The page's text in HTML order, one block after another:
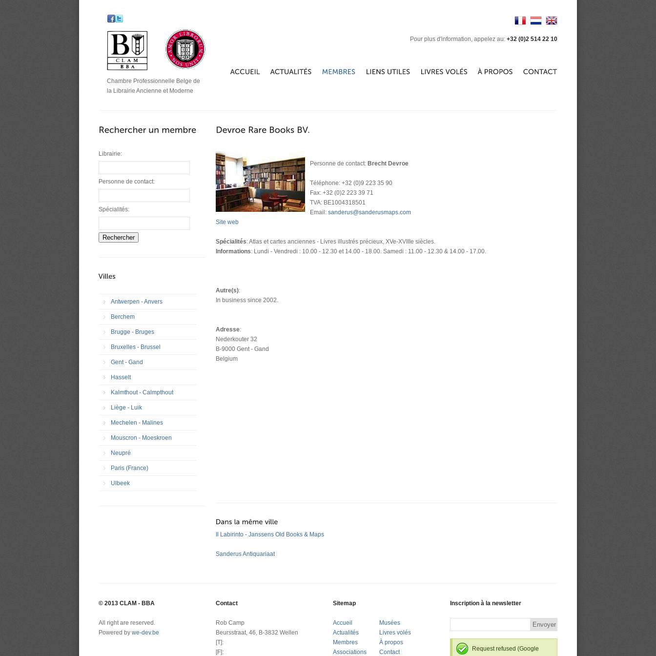
Chambre Professionnelle Belge de
la Librairie Ancienne et Moderne
Pour plus d'information, appelez au: +32 (0)2 514 22 10
Librairie:
Personne de contact:
Spécialités:
Rechercher
Antwerpen - Anvers
Berchem
Brugge - Bruges
Bruxelles - Brussel
Gent - Gand
Hasselt
Kalmthout - Calmpthout
Liège - Luik
Mechelen - Malines
Mouscron - Moeskroen
Neupré
Paris (France)
Ulbeek
Personne de contact: Brecht Devroe
Téléphone: +32 (0)9 223 35 90
Fax: +32 (0)2 223 39 71
TVA: BE1004318501
Email: sanderus@sanderusmaps.com
Site web
Spécialités: Atlas et cartes anciennes - Livres illustrés précieux, XVe-XVIIIe siècles.
Informations: Lundi - Vendredi : 10.00 - 12.30 et 14.00 - 18.00. Samedi : 11.00 - 12.30 & 14.00 - 17.00.
Autre(s):
In business since 2002.
Adresse:
Nederkouter 32
B-9000 Gent - Gand
Belgium
Il Labirinto - Janssens Old Books & Maps
Sanderus Antiquariaat
© 2013 CLAM - BBA
All right are reserved.
Powered by we-dev.be
Contact
Rob Camp
Beursstraat, 46, B-3832 Wellen
[T]:
[F]:
Sitemap
Accueil
Actualités
Membres
Associations
Musées
Livres volés
À propos
Contact
Inscription à la newsletter
Request refused (Google